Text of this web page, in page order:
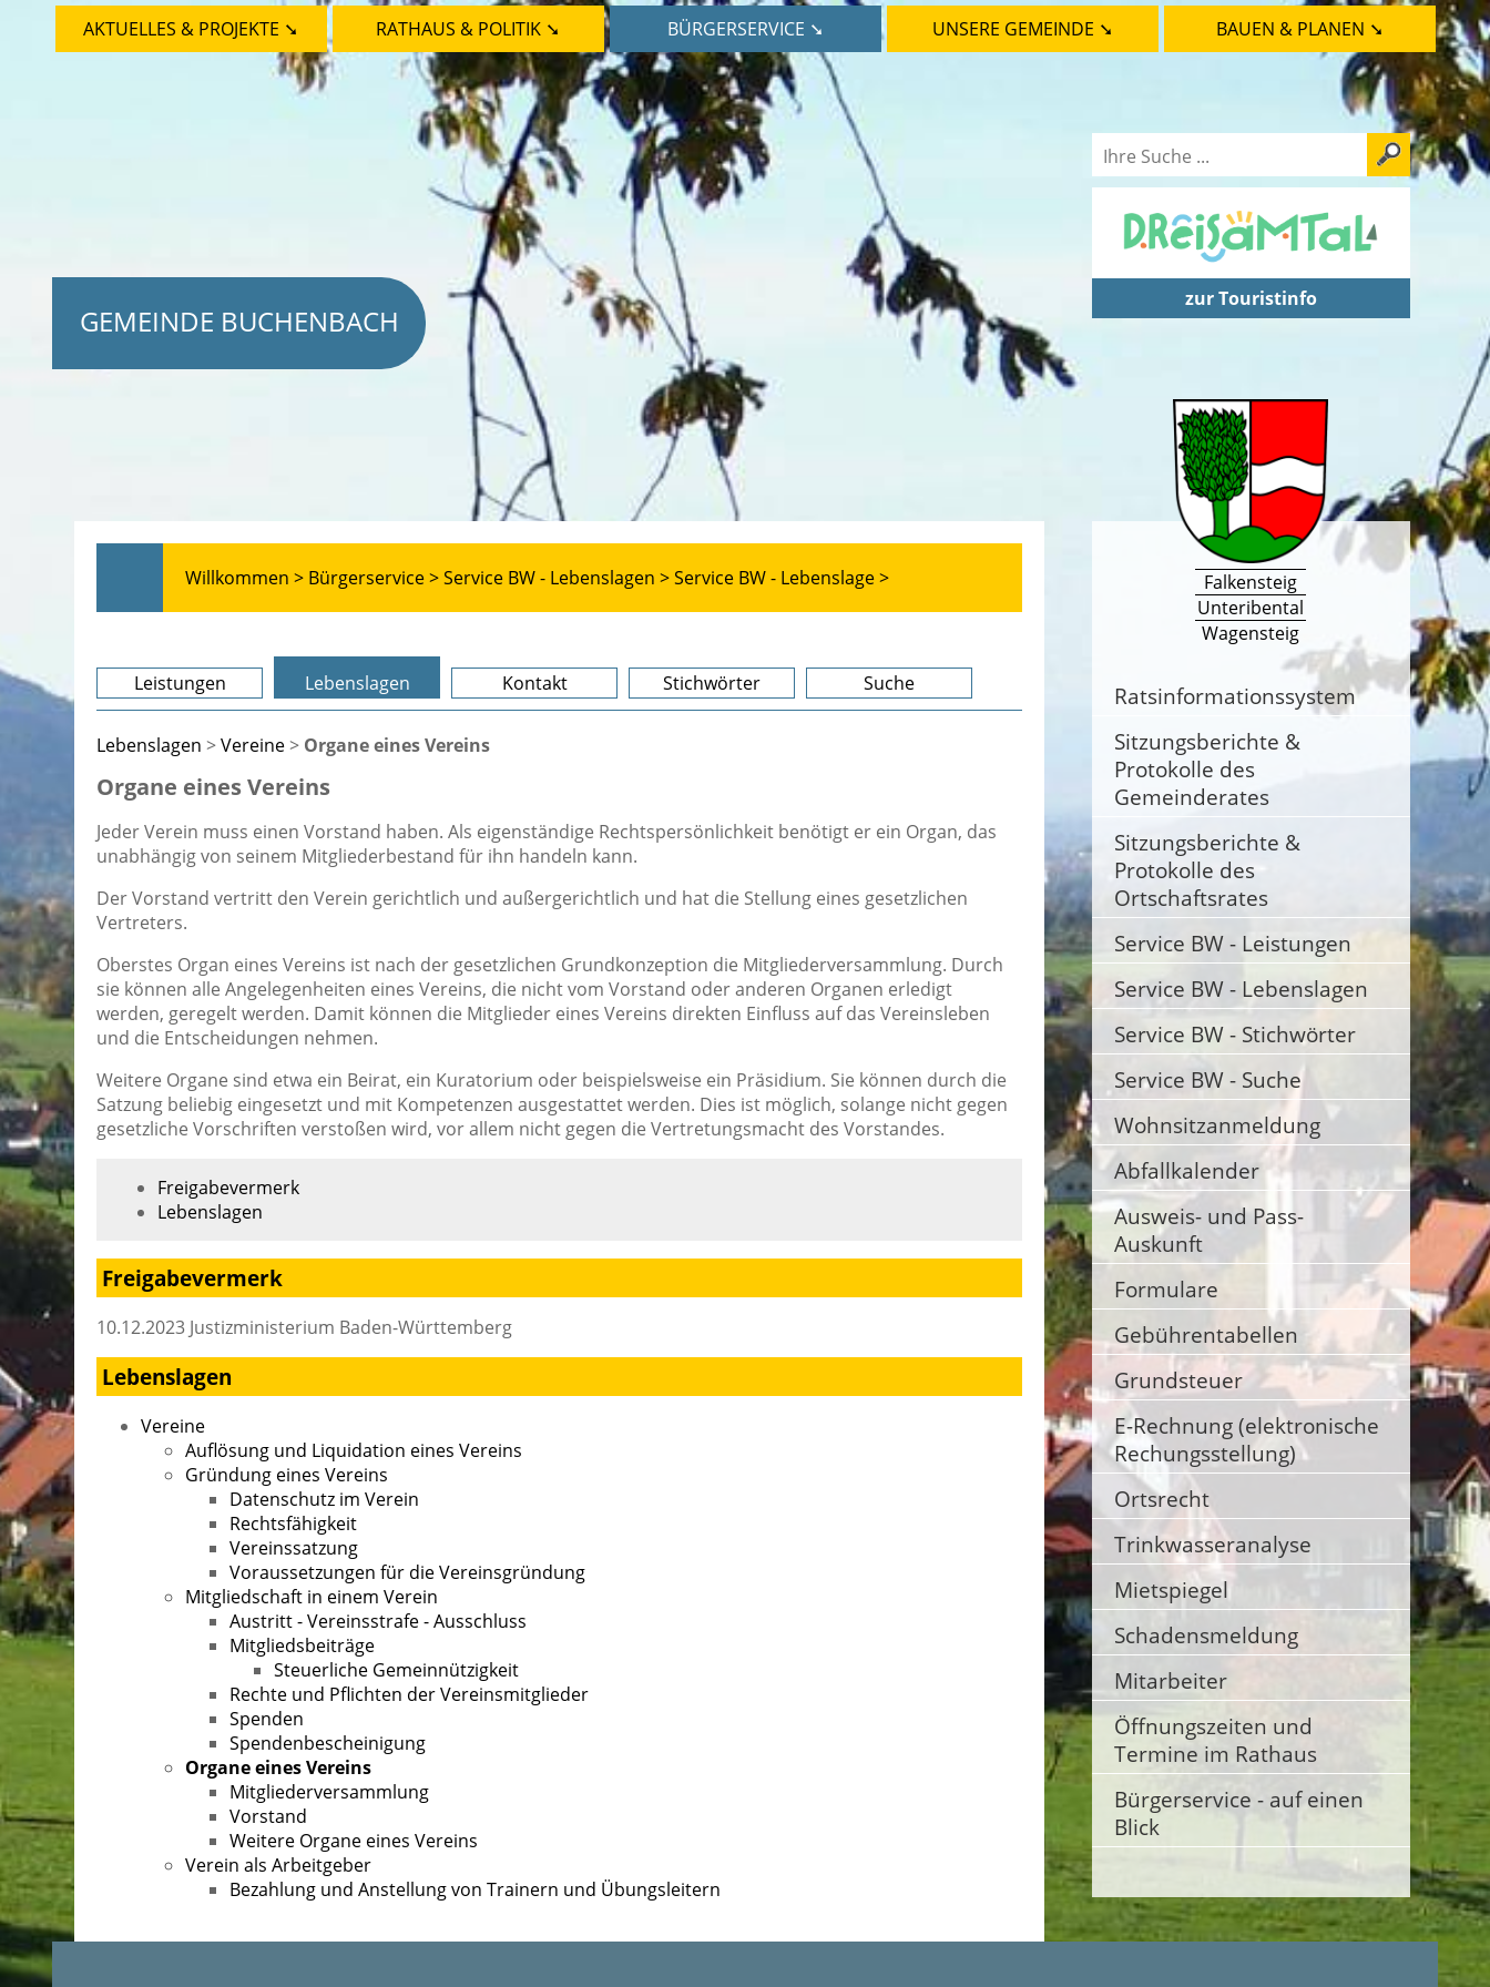
GEMEINDE BUCHENBACH
AKTUELLES & PROJEKTE ➘ RATHAUS & POLITIK ➘ BÜRGERSERVICE ➘ UNSERE GEMEINDE ➘ BAUEN & PLANEN ➘
zur Touristinfo
Willkommen > Bürgerservice >Service BW - Lebenslagen >Service BW - Lebenslage >
Leistungen Lebenslagen Kontakt Stichwörter Suche
Lebenslagen >Vereine> Organe eines Vereins
Organe eines Vereins
Jeder Verein muss einen Vorstand haben. Als eigenständige Rechtspersönlichkeit benötigt er ein Organ, das
unabhängig von seinem Mitgliederbestand für ihn handeln kann.
Der Vorstand vertritt den Verein gerichtlich und außergerichtlich und hat die Stellung eines gesetzlichen
Vertreters.
Oberstes Organ eines Vereins ist nach der gesetzlichen Grundkonzeption die Mitgliederversammlung. Durch
sie können alle Angelegenheiten eines Vereins, die nicht vom Vorstand oder anderen Organen erledigt
werden, geregelt werden. Damit können die Mitglieder eines Vereins direkten Einfluss auf das Vereinsleben
und die Entscheidungen nehmen.
Weitere Organe sind etwa ein Beirat, ein Kuratorium oder beispielsweise ein Präsidium. Sie können durch die
Satzung beliebig eingesetzt und mit Kompetenzen ausgestattet werden. Dies ist möglich, solange nicht gegen
gesetzliche Vorschriften verstoßen wird, vor allem nicht gegen die Vertretungsmacht des Vorstandes.
Freigabevermerk
Lebenslagen
Freigabevermerk
10.12.2023 Justizministerium Baden-Württemberg
Lebenslagen
Vereine
Auflösung und Liquidation eines Vereins
Gründung eines Vereins
Datenschutz im Verein
Rechtsfähigkeit
Vereinssatzung
Voraussetzungen für die Vereinsgründung
Mitgliedschaft in einem Verein
Austritt - Vereinsstrafe - Ausschluss
Mitgliedsbeiträge
Steuerliche Gemeinnützigkeit
Rechte und Pflichten der Vereinsmitglieder
Spenden
Spendenbescheinigung
Organe eines Vereins
Mitgliederversammlung
Vorstand
Weitere Organe eines Vereins
Verein als Arbeitgeber
Bezahlung und Anstellung von Trainern und Übungsleitern
Falkensteig
Unteribental
Wagensteig
Ratsinformationssystem
Sitzungsberichte &
Protokolle des
Gemeinderates
Sitzungsberichte &
Protokolle des
Ortschaftsrates
Service BW - Leistungen
Service BW - Lebenslagen
Service BW - Stichwörter
Service BW - Suche
Wohnsitzanmeldung
Abfallkalender
Ausweis- und Pass-
Auskunft
Formulare
Gebührentabellen
Grundsteuer
E-Rechnung (elektronische
Rechungsstellung)
Ortsrecht
Trinkwasseranalyse
Mietspiegel
Schadensmeldung
Mitarbeiter
Öffnungszeiten und
Termine im Rathaus
Bürgerservice - auf einen
Blick